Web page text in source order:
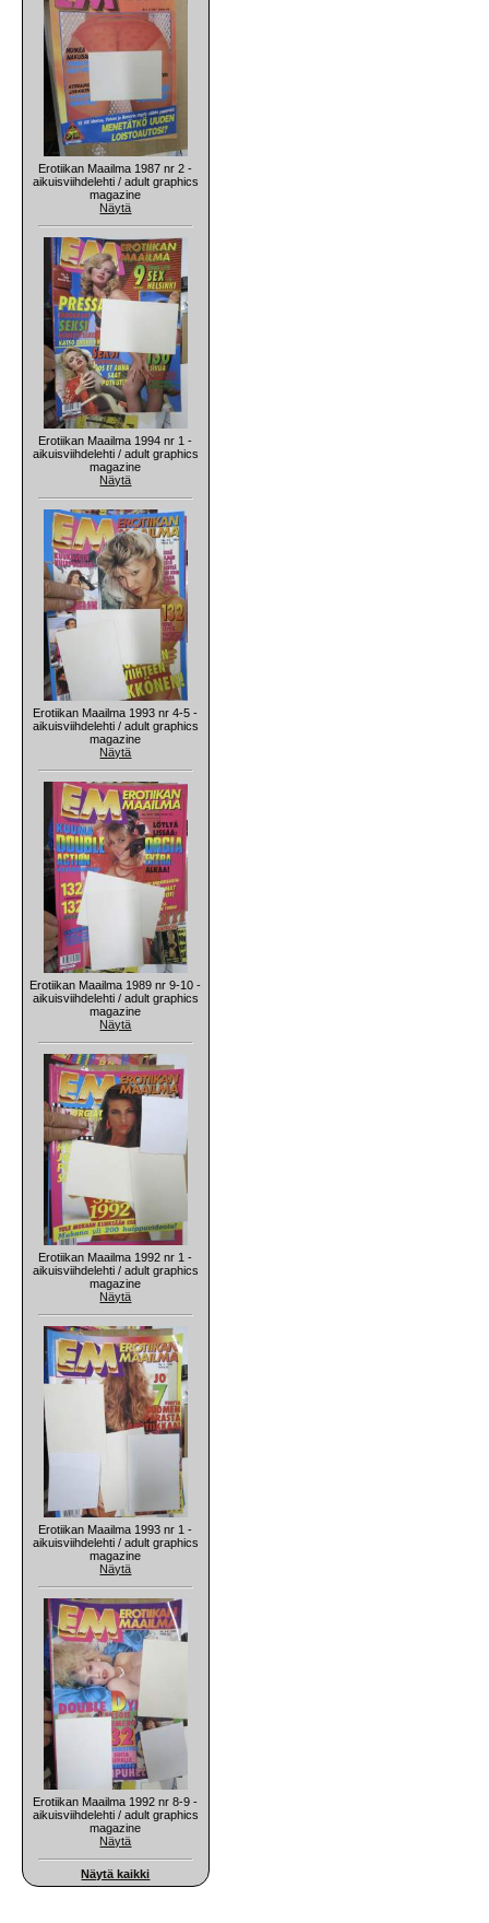
Erotiikan Maailma 1987 nr 2 -
aikuisviihdelehti / adult graphics
magazine
Näytä
Erotiikan Maailma 1994 nr 1 -
aikuisviihdelehti / adult graphics
magazine
Näytä
Erotiikan Maailma 1993 nr 4-5 -
aikuisviihdelehti / adult graphics
magazine
Näytä
Erotiikan Maailma 1989 nr 9-10 -
aikuisviihdelehti / adult graphics
magazine
Näytä
Erotiikan Maailma 1992 nr 1 -
aikuisviihdelehti / adult graphics
magazine
Näytä
Erotiikan Maailma 1993 nr 1 -
aikuisviihdelehti / adult graphics
magazine
Näytä
Erotiikan Maailma 1992 nr 8-9 -
aikuisviihdelehti / adult graphics
magazine
Näytä
Näytä kaikki